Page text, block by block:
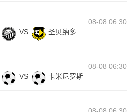
08-08 06:30
VS 圣贝纳多
08-08 06:30
VS 卡米尼罗斯